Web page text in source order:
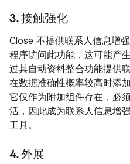
3. 接触强化
Close 不提供联系人信息增
程序访问此功能，这可能产
过其自动资料整合功能提供
在数据准确性概率较高时添
它仅作为附加组件存在，必
活，因此成为联系人信息增
工具。
4. 外展